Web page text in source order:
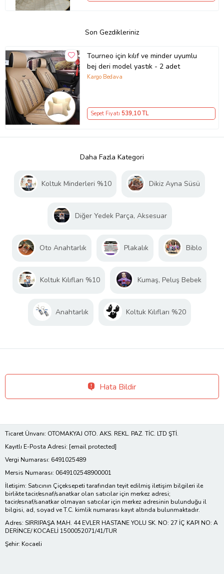
Son Gezdikleriniz
Tourneo için kılıf ve minder uyumlu
bej deri model yastık - 2 adet
Kargo Bedava
Sepet Fiyatı 539,10 TL
Daha Fazla Kategori
Koltuk Minderleri %10 Dikiz Ayna Süsü
Diğer Yedek Parça, Aksesuar
Oto Anahtarlık Plakalık Biblo
Koltuk Kılıfları %10 Kumaş, Peluş Bebek
Anahtarlık Koltuk Kılıfları %20
Hata Bildir
Ticaret Ünvanı: OTOMAKYAJ OTO. AKS. REKL. PAZ. TİC. LTD ŞTİ.
Kayıtlı E-Posta Adresi: [email protected]
Vergi Numarası: 6491025489
Mersis Numarası: 0649102548900001
İletişim: Satıcının Çiçeksepeti tarafından teyit edilmiş iletişim bilgileri ile
birlikte tacir/esnaf/sanatkar olan satıcılar için merkez adresi;
tacir/esnaf/sanatkar olmayan satıcılar için merkez adresinin bulunduğu il
bilgisi, ad, soyad ve T.C. kimlik numarası kayıt altında bulunmaktadır.
Adres: SIRRIPAŞA MAH. 44 EVLER HASTANE YOLU SK. NO: 27 İÇ KAPI NO: A
DERİNCE/ KOCAELİ 1500052071/41/TUR
Şehir: Kocaeli